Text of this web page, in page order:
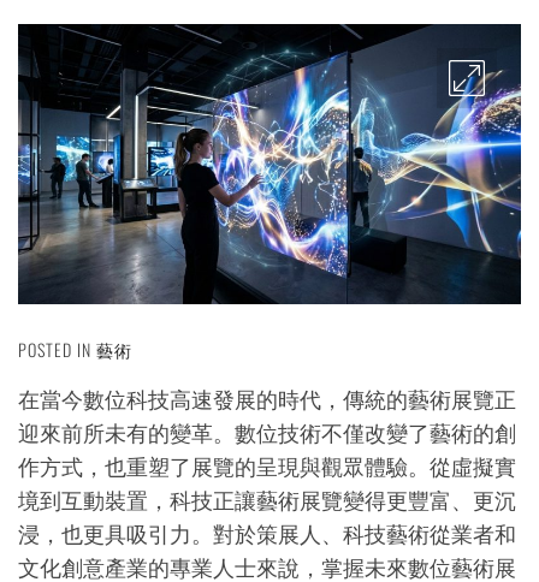
POSTED IN 藝術
在當今數位科技高速發展的時代，傳統的藝術展覽正
迎來前所未有的變革。數位技術不僅改變了藝術的創
作方式，也重塑了展覽的呈現與觀眾體驗。從虛擬實
境到互動裝置，科技正讓藝術展覽變得更豐富、更沉
浸，也更具吸引力。對於策展人、科技藝術從業者和
文化創意產業的專業人士來說，掌握未來數位藝術展